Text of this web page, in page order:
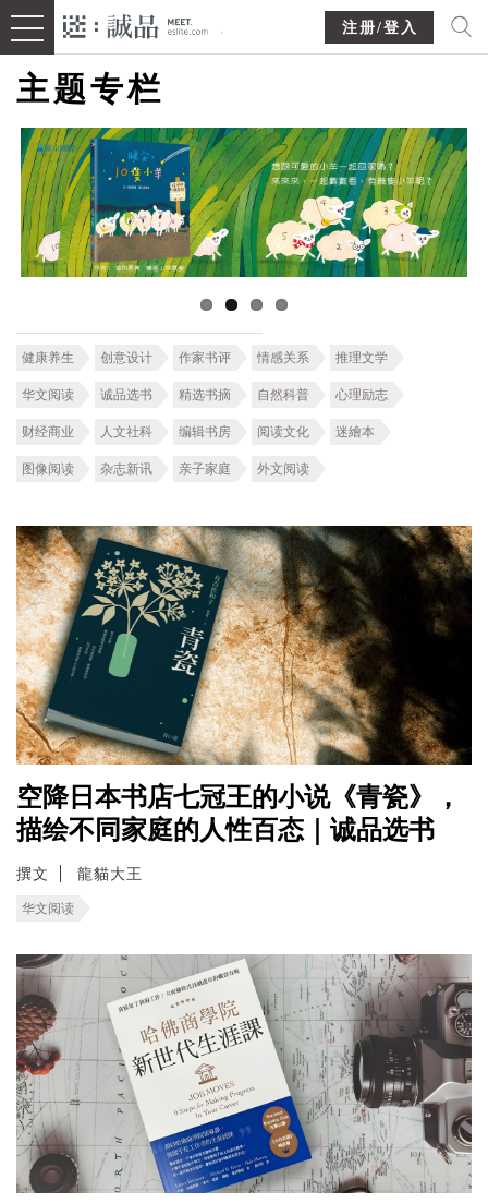
注册/登入
主题专栏
健康养生 创意设计 作家书评 情感关系 推理文学
华文阅读 诚品选书 精选书摘 自然科普 心理励志
财经商业 人文社科 编辑书房 阅读文化 迷繪本
图像阅读 杂志新讯 亲子家庭 外文阅读
空降日本书店七冠王的小说《青瓷》，
描绘不同家庭的人性百态｜诚品选书
撰文 龍貓大王
华文阅读